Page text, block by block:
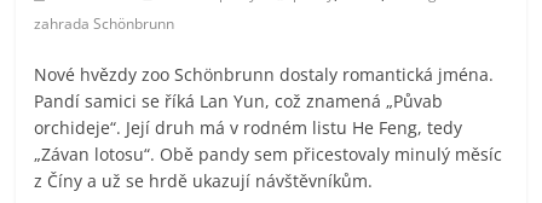
zahrada Schönbrunn
Nové hvězdy zoo Schönbrunn dostaly romantická jména.
Pandí samici se říká Lan Yun, což znamená „Půvab
orchideje“. Její druh má v rodném listu He Feng, tedy
„Závan lotosu“. Obě pandy sem přicestovaly minulý měsíc
z Číny a už se hrdě ukazují návštěvníkům.